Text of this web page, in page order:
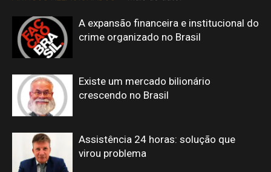
A expansão financeira e institucional do
crime organizado no Brasil
Existe um mercado bilionário
crescendo no Brasil
Assistência 24 horas: solução que
virou problema